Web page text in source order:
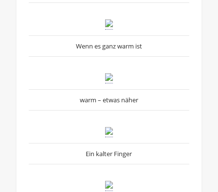
Wenn es ganz warm ist
warm – etwas näher
Ein kalter Finger